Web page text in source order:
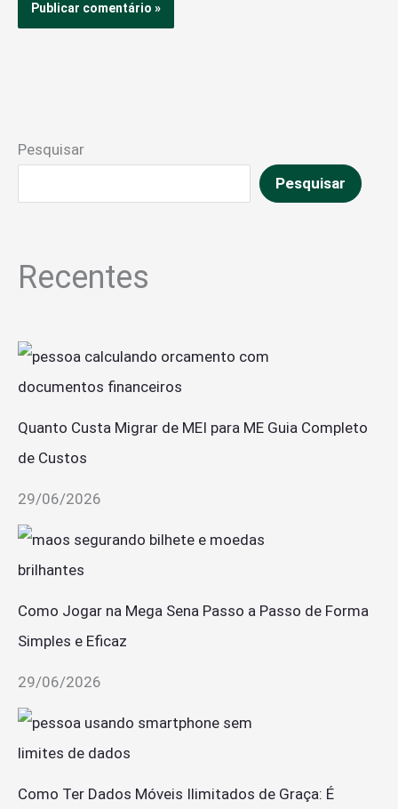
Pesquisar
Pesquisar
Recentes
Quanto Custa Migrar de MEI para ME Guia Completo
de Custos
29/06/2026
Como Jogar na Mega Sena Passo a Passo de Forma
Simples e Eficaz
29/06/2026
Como Ter Dados Móveis Ilimitados de Graça: É